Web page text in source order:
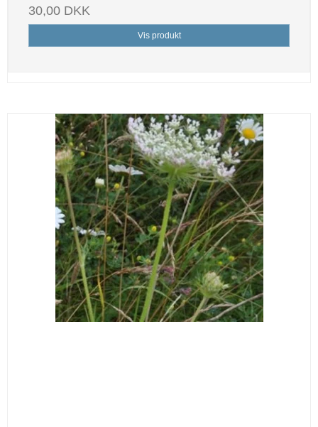
30,00 DKK
Vis produkt